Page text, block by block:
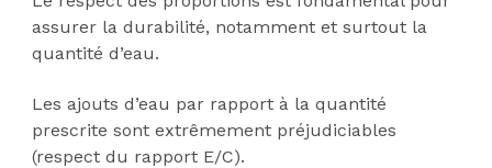
assurer la durabilité, notamment et surtout la
quantité d’eau.
Les ajouts d’eau par rapport à la quantité
prescrite sont extrêmement préjudiciables
(respect du rapport E/C).